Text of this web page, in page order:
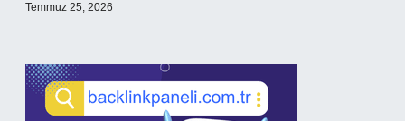
Temmuz 25, 2026